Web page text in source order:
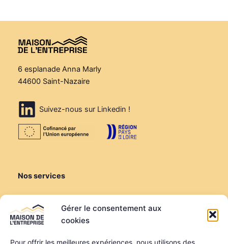
Gérer le consentement aux
cookies
Pour offrir les meilleures expériences, nous utilisons des
6 esplanade Anna Marly
44600 Saint-Nazaire
Suivez-nous sur Linkedin !
Nos services
Louer une salle de réunion
Louer un bureau
Domiciliation